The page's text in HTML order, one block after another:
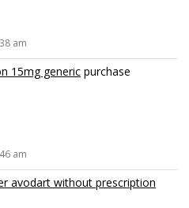
am
15mg generic purchase
am
avodart without prescription